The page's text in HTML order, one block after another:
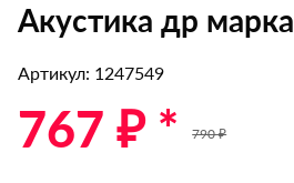
Акустика др марка
Артикул: 1247549
767 ₽ * 790 ₽